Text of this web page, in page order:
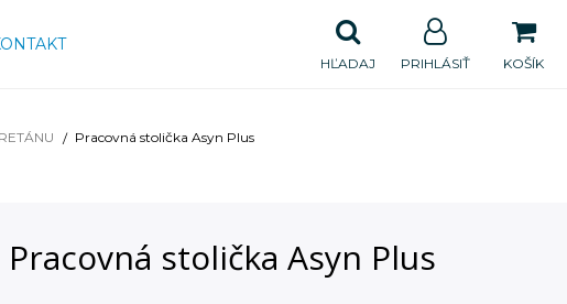
KOŠÍK
PRIHLÁSIŤ
HĽADAJ
Pracovná stolička Asyn Plus
Pracovná stolička Asyn Plus